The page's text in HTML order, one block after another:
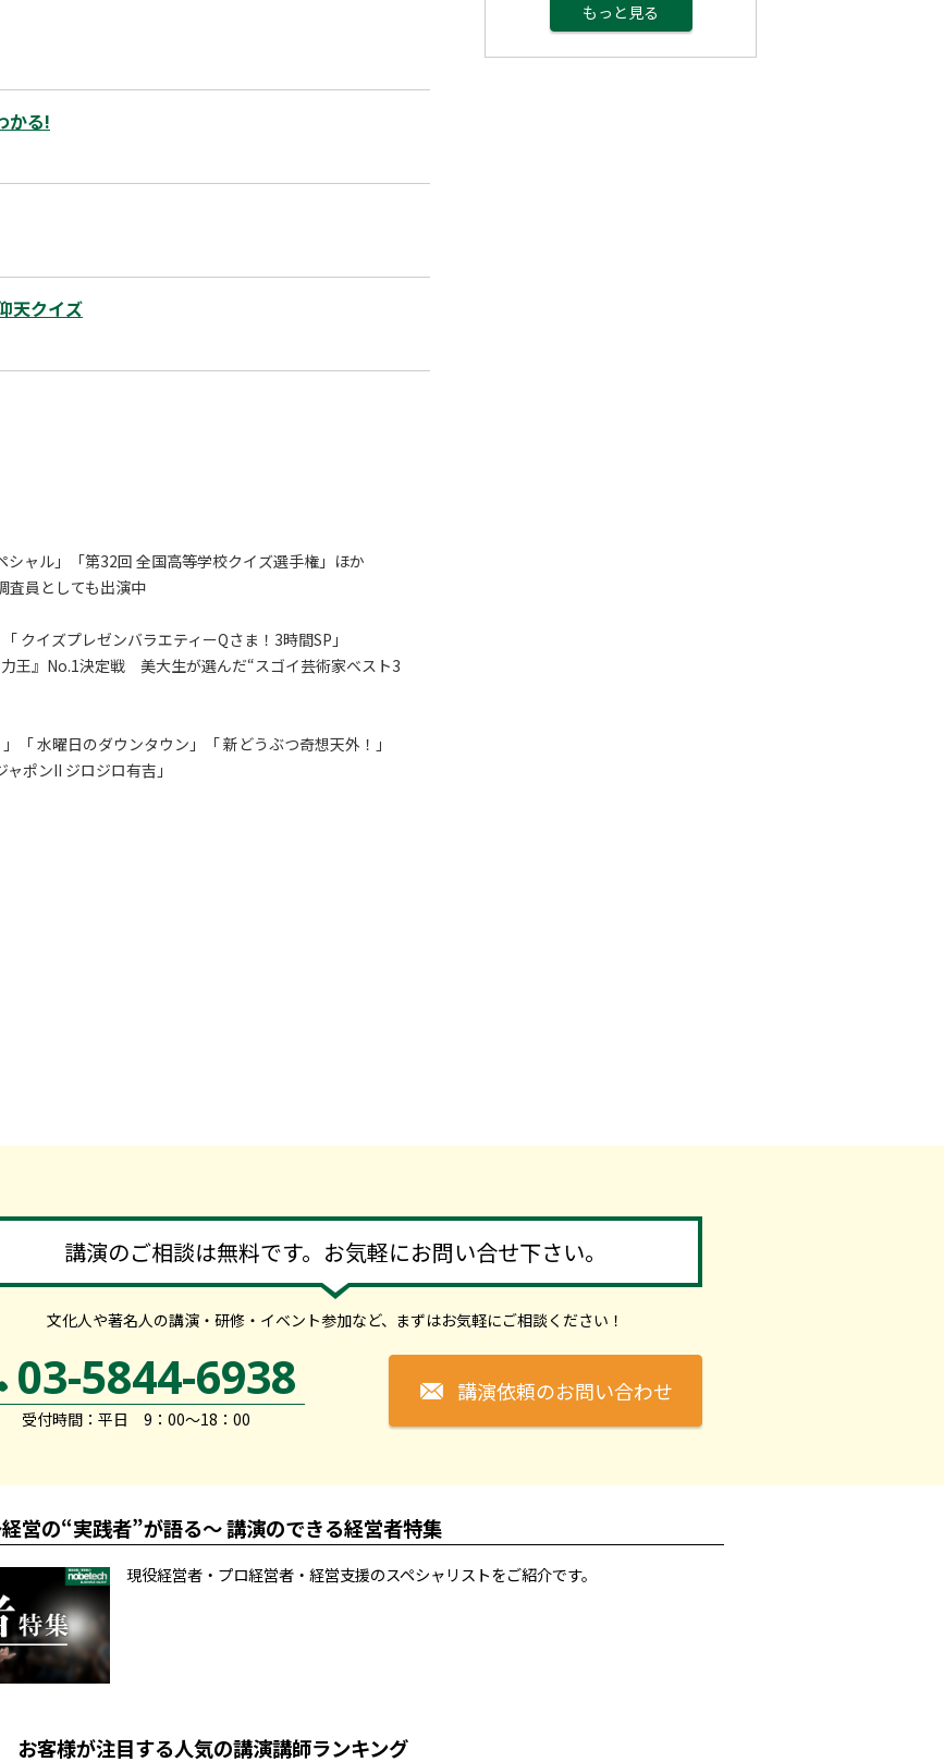
かる!
天クイズ
シャル」「第32回 全国高等学校クイズ選手権」ほか
査員としても出演中
クイズプレゼンバラエティーQさま！3時間SP」
力王』No.1決定戦 美大生が選んだ“スゴイ芸術家ベスト3
「 水曜日のダウンタウン」「 新どうぶつ奇想天外！」
ポンII ジロジロ有吉」
もっと見る
講演のご相談は無料です。お気軽にお問い合せ下さい。
文化人や著名人の講演・研修・イベント参加など、 まずはお気軽にご相談ください！
03-5844-6938
受付時間：平日 9：00～18：00
講演依頼のお問い合わせ
営の“実践者”が語る～ 講演のできる経営者特集
現役経営者・プロ経営者・経営支援のスペシャリストをご紹介です。
お客様が注目する人気の講演講師ランキング